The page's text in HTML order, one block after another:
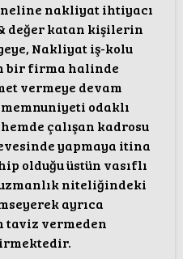
nakliyat ihtiyacı
değer katan kişilerin
Nakliyat iş-kolu
bir firma halinde
vermeye devam
odaklı
çalışan kadrosu
yapmaya itina
olduğu üstün vasıflı
niteliğindeki
ayrıca
vermeden